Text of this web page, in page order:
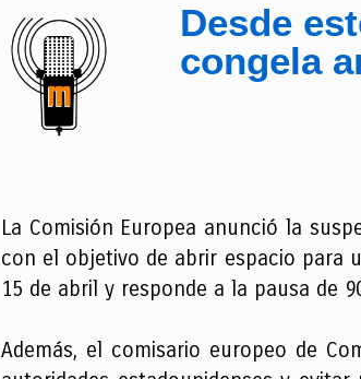
Desde
congela
La Comisión Europea anunció la
con el objetivo de abrir espacio para
15 de abril y responde a la pausa de
Además, el comisario europeo de